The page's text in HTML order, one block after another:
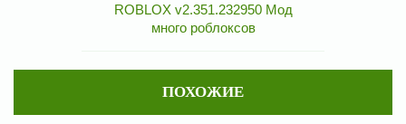
ROBLOX v2.351.232950 Мод
много роблоксов
ПОХОЖИЕ